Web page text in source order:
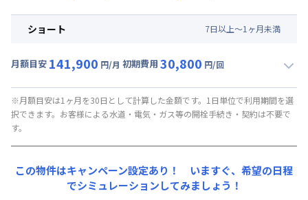
初期費用
寝具セット : 6,000円/回 (税抜)
月額賃料目安(30日利用)
光熱費他 : 24,000円/月 (800円/日) (税抜)
初期費用
事務手数料 : 7,000円/回 (税抜)
ショート 7日以上～1 ヶ月未満
月額目安 141,900 円/月 初期費用 30,800 円/回
月額賃料目安(30日利用)
賃料 : 105,000円/月 (3,500円/日) (税抜)
光熱費他 :
初期費用
事務手数料 : 7,000円/回 (税抜)
※月額目安は1ヶ月を30日として計算した金額です。1日単位で利用期間を選
択できます。お客様による水道・電気・ガス等の開栓手続き・契約は不要で
す。
この物件はキャンペーン設定あり！ いますぐ、 希望の日程
でシミュレーションしてみましょう！